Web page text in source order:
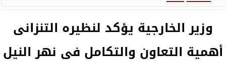
وزير الخارجية يؤكد لنظيره التنزانى
أهمية التعاون والتكامل فى نهر النيل